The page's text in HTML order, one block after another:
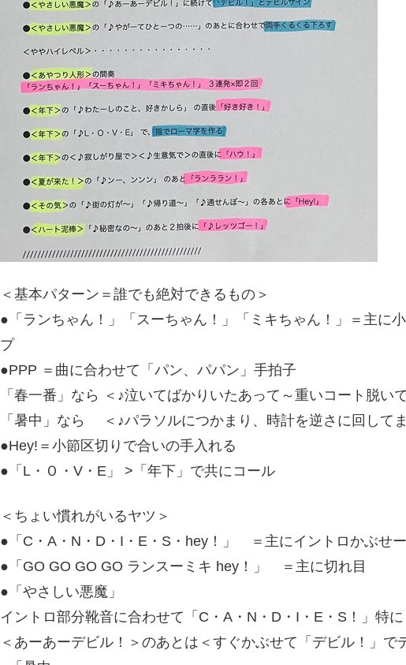
＜基本パターン＝誰でも絶対できるもの＞
●「ランちゃん！」「スーちゃん！」「ミキちゃん！」＝主に
プ
●PPP ＝曲に合わせて「パン、パパン」手拍子
「春一番」なら ＜♪泣いてばかりいたあって～重いコート脱い
「暑中」なら ＜♪パラソルにつかまり、時計を逆さに回して
●Hey!＝小節区切りで合いの手入れる
●「L・Ｏ・V・E」 >「年下」で共にコール
＜ちょい慣れがいるヤツ＞
●「C・A・N・D・I・E・S・hey！」 ＝主にイントロかぶせ
●「GO GO GO GO ランスーミキ hey！」 ＝主に切れ目
●「やさしい悪魔」
イントロ部分靴音に合わせて「C・A・N・D・I・E・S！」特
＜あーあーデビル！＞のあとは＜すぐかぶせて「デビル！」で